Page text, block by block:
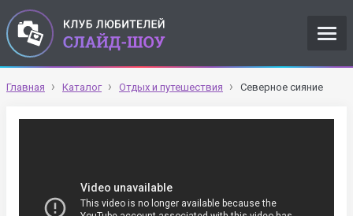
Главная Каталог Отдых и путешествия Северное сияние